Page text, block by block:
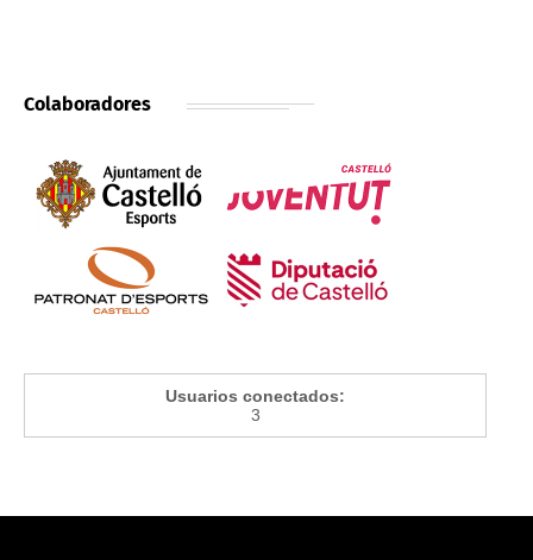
Colaboradores
Usuarios conectados:
3